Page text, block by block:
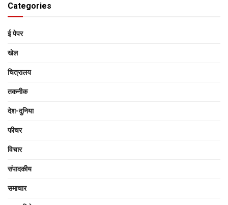
Categories
ई पेपर
खेल
चित्रालय
तकनीक
देश-दुनिया
फीचर
विचार
संपादकीय
समाचार